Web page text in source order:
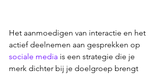
Het aanmoedigen van interactie en het
actief deelnemen aan gesprekken op
sociale media is een strategie die je
merk dichter bij je doelgroep brengt